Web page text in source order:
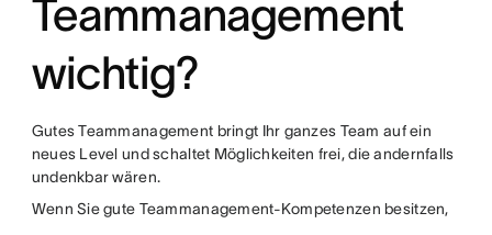
Teammanagement
wichtig?
Gutes Teammanagement bringt Ihr ganzes Team auf ein
neues Level und schaltet Möglichkeiten frei, die andernfalls
undenkbar wären.
Wenn Sie gute Teammanagement-Kompetenzen besitzen,